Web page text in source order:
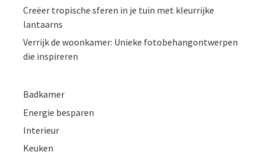
Creëer tropische sferen in je tuin met kleurrijke
lantaarns
Verrijk de woonkamer: Unieke fotobehangontwerpen
die inspireren
Badkamer
Energie besparen
Interieur
Keuken